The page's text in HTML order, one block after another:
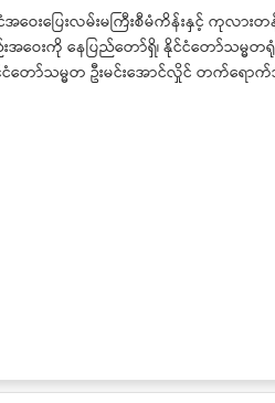
အဝေးပြေးလမ်းမကြီးစီမံကိန်းနှင့် ကုလာ
ဝေးကို နေပြည်တော်ရှိ၊ နိုင်ငံတော်သမ္မတရုံ
ငံတော်သမ္မတ ဦးမင်းအောင်လှိုင် တက်ရောက်